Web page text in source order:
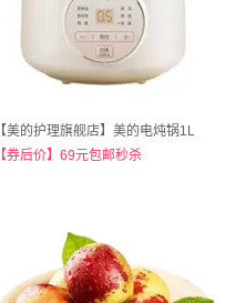
【美的护理旗舰店】美的电炖锅1L
【券后价】69元包邮秒杀